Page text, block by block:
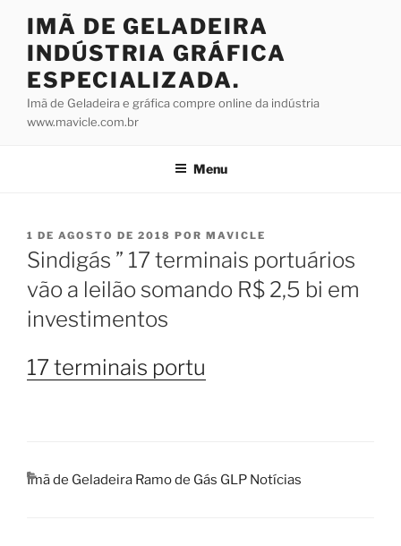
conteúdo
IMÃ DE GELADEIRA
INDÚSTRIA GRÁFICA
ESPECIALIZADA.
Imã de Geladeira e gráfica compre online da indústria
www.mavicle.com.br
Menu
PUBLICADO
EM
1 DE AGOSTO DE 2018 POR MAVICLE
Sindigás ” 17 terminais portuários
vão a leilão somando R$ 2,5 bi em
investimentos
17 terminais portu
CATEGORIAS
Ímã de Geladeira Ramo de Gás GLP Notícias